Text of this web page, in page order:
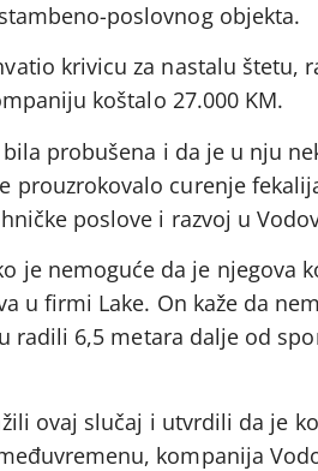
poslovnog objekta.
krivicu za nastalu štetu,
koštalo 27.000 KM.
probušena i da je u nju
curenje
poslove i razvoj u
je nemoguće da je njegova
u firmi Lake. On kaže da
radili 6,5 metara dalje od
ovaj slučaj i utvrdili da je
kompanija